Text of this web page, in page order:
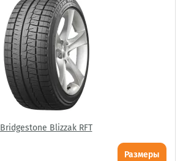
Bridgestone Blizzak RFT
Размеры